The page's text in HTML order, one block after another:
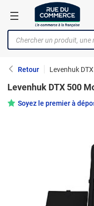
Retour Levenhuk
Levenhuk DTX 500
Soyez le premier à